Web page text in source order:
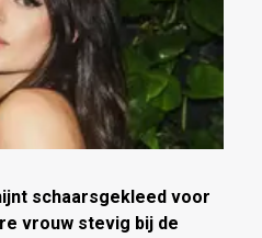
schaarsgekleed voor
vrouw stevig bij de